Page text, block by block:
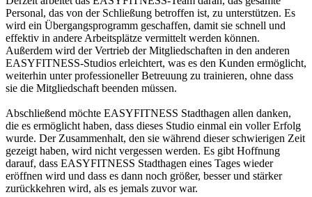
Personal, das von der Schließung betroffen ist, zu unterstützen. Es
wird ein Übergangsprogramm geschaffen, damit sie schnell und
effektiv in andere Arbeitsplätze vermittelt werden können.
Außerdem wird der Vertrieb der Mitgliedschaften in den anderen
EASYFITNESS-Studios erleichtert, was es den Kunden ermöglicht,
weiterhin unter professioneller Betreuung zu trainieren, ohne dass
sie die Mitgliedschaft beenden müssen.
Abschließend möchte EASYFITNESS Stadthagen allen danken,
die es ermöglicht haben, dass dieses Studio einmal ein voller Erfolg
wurde. Der Zusammenhalt, den sie während dieser schwierigen Zeit
gezeigt haben, wird nicht vergessen werden. Es gibt Hoffnung
darauf, dass EASYFITNESS Stadthagen eines Tages wieder
eröffnen wird und dass es dann noch größer, besser und stärker
zurückkehren wird, als es jemals zuvor war.